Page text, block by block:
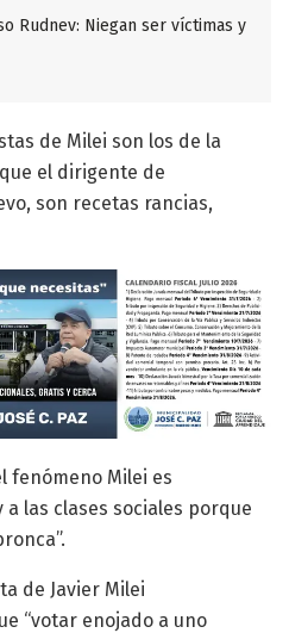
Rudnev: Niegan ser víctimas y
de Milei son los de la
el dirigente de
son recetas rancias,
fenómeno Milei es
las clases sociales porque
de Javier Milei
“votar enojado a uno